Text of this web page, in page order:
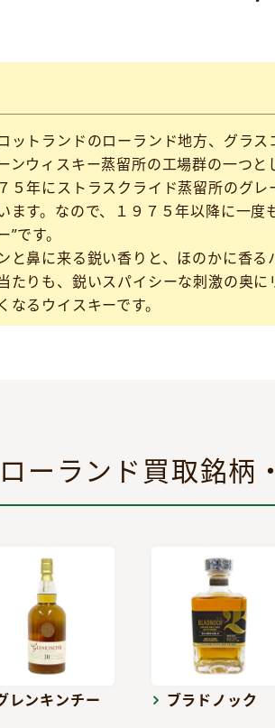
ットランドのローランド地方、グラ
ンウィスキー蒸留所の工場群の一つ
５年にストラスクライド蒸留所のグ
ます。なので、１９７５年以降に一
”です。
と鼻に来る鋭い香りと、ほのかに香
たりも、鋭いスパイシーな刺激の奥
なるウイスキーです。
ローランド買取銘柄
レンキンチー ブラドノック